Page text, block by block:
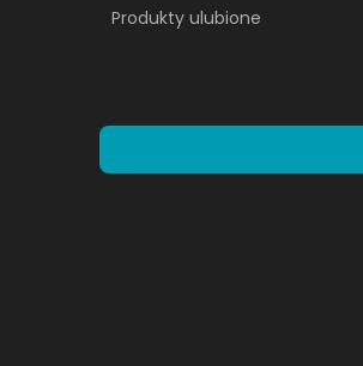
Produkty ulubione